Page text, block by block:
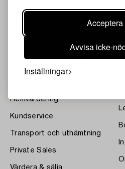
Avvisa icke-
Inställningar
Kontakta våra specialister
Hemvärdering
Kundservice
Transport och uthämtning
Private Sales
Värdera & sälja